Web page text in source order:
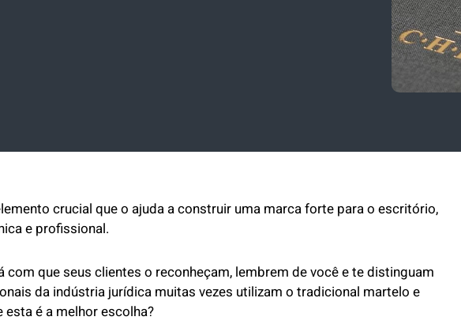
crucial que o ajuda a construir uma marca forte para o escritório,
e profissional.
com que seus clientes o reconheçam, lembrem de você e te distinguam
da indústria jurídica muitas vezes utilizam o tradicional martelo e
é a melhor escolha?